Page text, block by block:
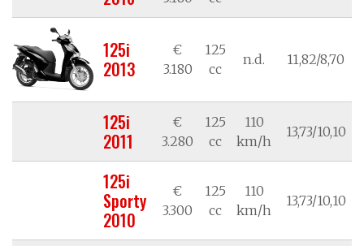
125i
2013
€
3.180
125
cc
n.d. 11,82/8,70
125i
2011
€
3.280
125
cc
110
km/h
13,73/10,10
125i
Sporty
2010
€
3.300
125
cc
110
km/h
13,73/10,10